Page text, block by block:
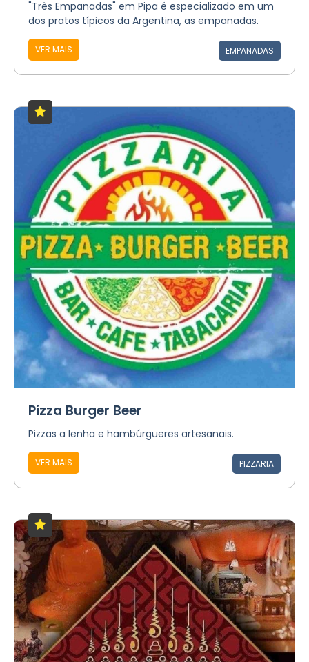
"Três Empanadas" em Pipa é especializado em um
dos pratos típicos da Argentina, as empanadas.
VER MAIS EMPANADAS
Pizza Burger Beer
Pizzas a lenha e hambúrgueres artesanais.
VER MAIS PIZZARIA